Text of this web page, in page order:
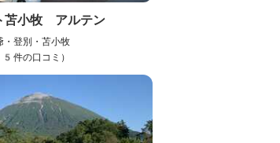
苫小牧 アルテン
登別・苫小牧
の口コミ）